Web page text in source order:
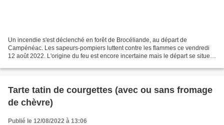
Un incendie s'est déclenché en forêt de Brocéliande, au départ de
Campénéac. Les sapeurs-pompiers luttent contre les flammes ce vendredi
12 août 2022. L'origine du feu est encore incertaine mais le départ se situe à
Tarte tatin de courgettes (avec ou sans fromage
de chèvre)
Publié le 12/08/2022 à 13:06